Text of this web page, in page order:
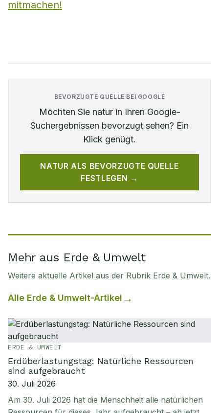
mitmachen!
BEVORZUGTE QUELLE BEI GOOGLE
Möchten Sie naturin Ihren Google-
Suchergebnissen bevorzugt sehen? Ein
Klick genügt.
NATUR ALS BEVORZUGTE QUELLE
FESTLEGEN →
Mehr aus Erde & Umwelt
Weitere aktuelle Artikel aus der Rubrik Erde & Umwelt.
Alle Erde & Umwelt-Artikel
ERDE & UMWELT
Erdüberlastungstag: Natürliche Ressourcen
sind aufgebraucht
30. Juli 2026
Am 30. Juli 2026 hat die Menschheit alle natürlichen